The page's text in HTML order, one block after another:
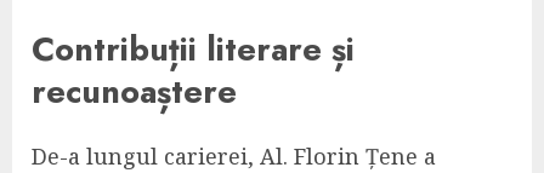
Contribuții literare și
recunoaștere
De-a lungul carierei, Al. Florin Țene a